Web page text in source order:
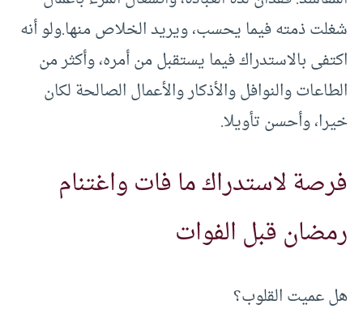
شغلت ذمته فيما يحسب، ويريد الخلاص منها.ولو أنه
اكتفى بالاستدراك فيما يستقبل من أمره، وأكثر من
الطاعات والنوافل والأذكار والأعمال الصالحة لكان
خيرا، وأحسن تأويلا.
فرصة لاستدراك ما فات واغتنام
رمضان قبل الفوات
هل عميت القلوب؟